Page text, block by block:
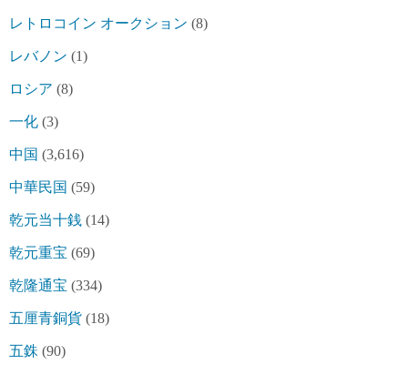
レトロコイン オークション (8)
レバノン (1)
ロシア (8)
一化 (3)
中国 (3,616)
中華民国 (59)
乾元当十銭 (14)
乾元重宝 (69)
乾隆通宝 (334)
五厘青銅貨 (18)
五銖 (90)